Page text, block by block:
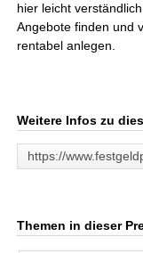
hier leicht
Angebote finden und
rentabel anlegen.
Weitere Infos zu
https://
Themen in dieser